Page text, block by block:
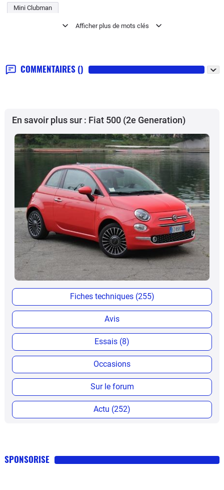
Mini Clubman
COMMENTAIRES ()
En savoir plus sur : Fiat 500 (2e Generation)
Fiches techniques (255)
Avis
Essais (8)
Occasions
Sur le forum
Actu (252)
SPONSORISE